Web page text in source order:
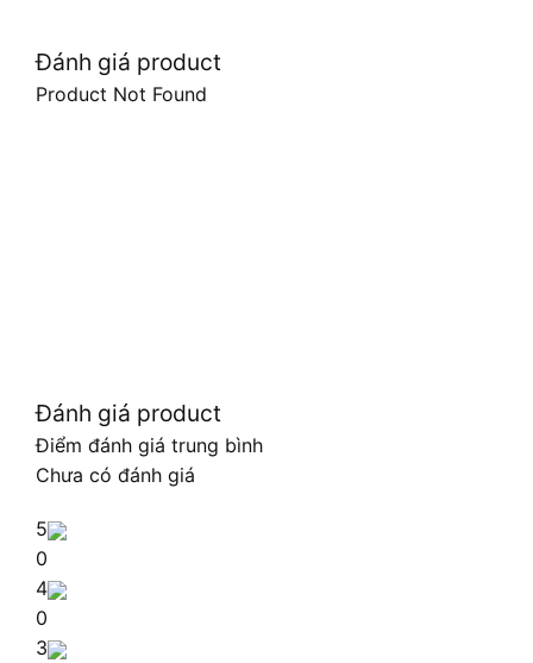
Đánh giá product
Product Not Found
Đánh giá product
Điểm đánh giá trung bình
Chưa có đánh giá
5
0
4
0
3